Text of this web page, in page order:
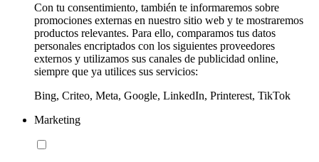
Con tu consentimiento, también te informaremos sobre
promociones externas en nuestro sitio web y te mostraremos
productos relevantes. Para ello, comparamos tus datos
personales encriptados con los siguientes proveedores
externos y utilizamos sus canales de publicidad online,
siempre que ya utilices sus servicios:
Bing, Criteo, Meta, Google, LinkedIn, Printerest, TikTok
Marketing